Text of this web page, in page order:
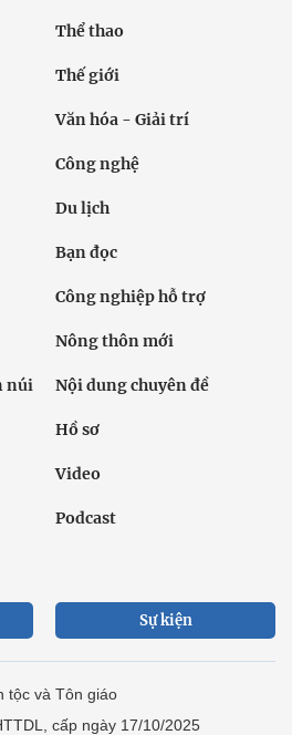
Thể thao
Thế giới
Văn hóa - Giải trí
Công nghệ
Du lịch
Bạn đọc
Công nghiệp hỗ trợ
Nông thôn mới
núi Nội dung chuyên đề
Hồ sơ
Video
Podcast
Sự kiện
tộc và Tôn giáo
cấp ngày 17/10/2025